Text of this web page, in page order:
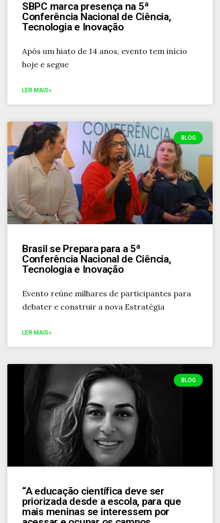
SBPC marca presença na 5ª
Conferência Nacional de Ciência,
Tecnologia e Inovação
Após um hiato de 14 anos, evento tem início
hoje e segue
LER MAIS»
BLOG
Brasil se Prepara para a 5ª
Conferência Nacional de Ciência,
Tecnologia e Inovação
Evento reúne milhares de participantes para
debater e construir a nova Estratégia
LER MAIS»
BLOG
“A educação científica deve ser
priorizada desde a escola, para que
mais meninas se interessem por